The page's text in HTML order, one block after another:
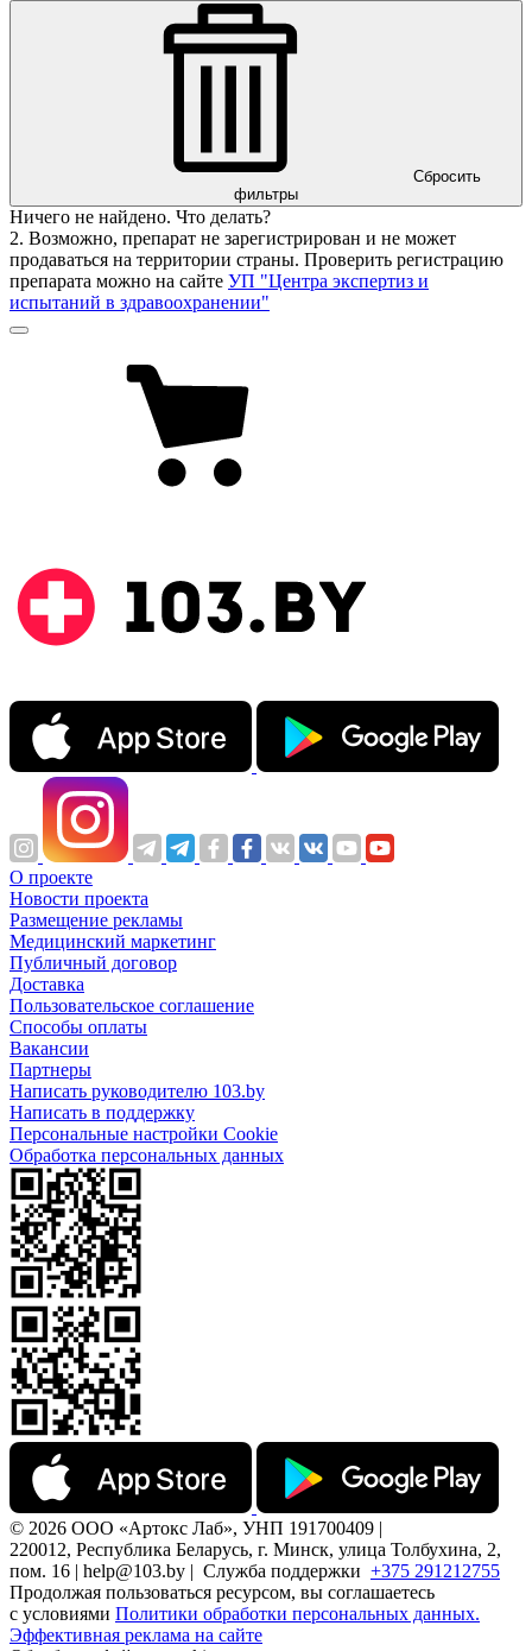
Сбросить
фильтры
Ничего не найдено. Что делать?
2. Возможно, препарат не зарегистрирован и не может
продаваться на территории страны. Проверить регистрацию
препарата можно на сайте УП "Центра экспертиз и
испытаний в здравоохранении"
О проекте
Новости проекта
Размещение рекламы
Медицинский маркетинг
Публичный договор
Доставка
Пользовательское соглашение
Способы оплаты
Вакансии
Партнеры
Написать руководителю 103.by
Написать в поддержку
Персональные настройки Cookie
Обработка персональных данных
© 2026 ООО «Артокс Лаб», УНП 191700409 |
220012, Республика Беларусь, г. Минск, улица Толбухина, 2,
пом. 16 | help@103.by | Служба поддержки +375 291212755
Продолжая пользоваться ресурсом, вы соглашаетесь
с условиями Политики обработки персональных данных.
Эффективная реклама на сайте